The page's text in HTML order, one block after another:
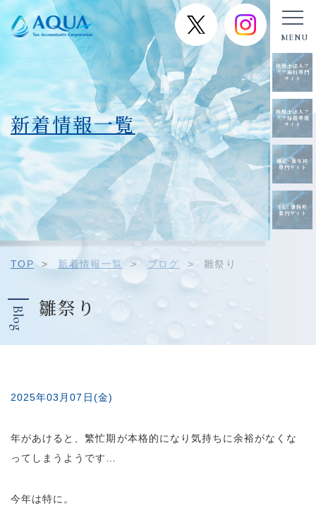
税理士法人ア
クア歯科専門
サイト
税理士法人ア
クア採用専用
サイト
相続･贈与税
専門サイト
TKC事務所
案内サイト
新着情報一覧
TOP > 新着情報一覧 > ブログ > 雛祭り
雛祭り
Blog
2025年03月07日(金)
年があけると、繁忙期が本格的になり気持ちに余裕がなくな
ってしまうようです…
今年は特に。